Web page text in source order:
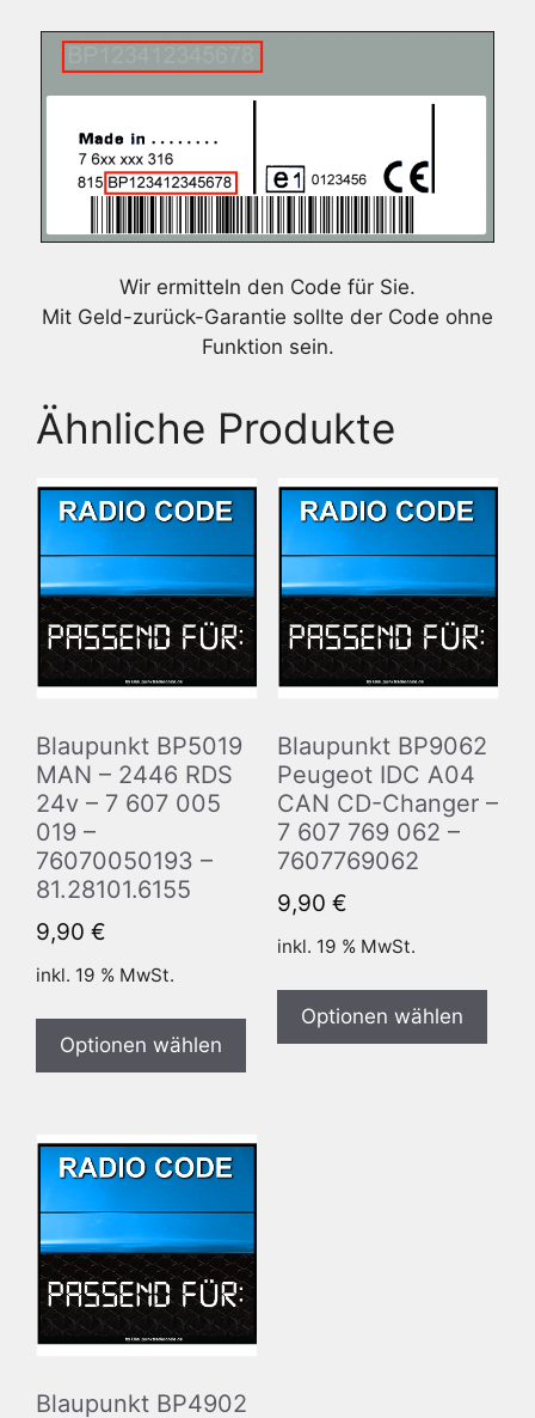
Wir ermitteln den Code für Sie.
Mit Geld-zurück-Garantie sollte der Code ohne
Funktion sein.
Ähnliche Produkte
Blaupunkt BP5019
MAN – 2446 RDS
24v – 7 607 005
019 –
76070050193 –
81.28101.6155
9,90 €
inkl. 19 % MwSt.
Optionen wählen
Blaupunkt BP9062
Peugeot IDC A04
CAN CD-Changer –
7 607 769 062 –
7607769062
9,90 €
inkl. 19 % MwSt.
Optionen wählen
Blaupunkt BP4902